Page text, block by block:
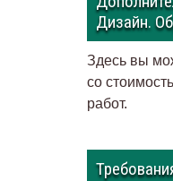
Дизайн.
Здесь вы
со
работ.